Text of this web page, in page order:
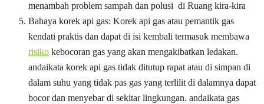
menambah problem sampah dan polusi di Ruang kira-kira
Bahaya korek api gas: Korek api gas atau pemantik gas
kendati praktis dan dapat di isi kembali termasuk membawa
risiko kebocoran gas yang akan mengakibatkan ledakan.
andaikata korek api gas tidak ditutup rapat atau di simpan di
dalam suhu yang tidak pas gas yang terlilit di dalamnya dapat
bocor dan menyebar di sekitar lingkungan. andaikata gas